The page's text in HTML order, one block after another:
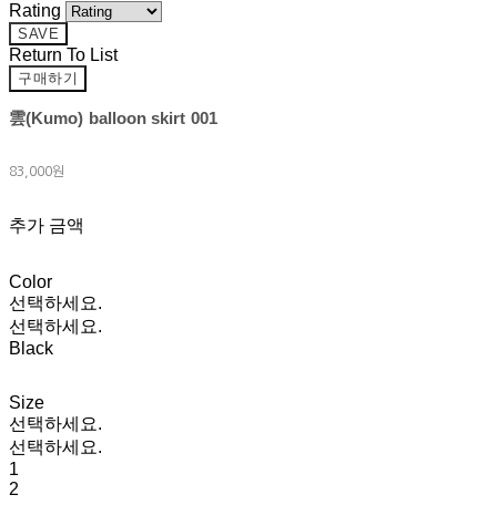
Rating
SAVE
Return To List
구매하기
雲(Kumo) balloon skirt 001
83,000원
추가 금액
Color
선택하세요.
선택하세요.
Black
Size
선택하세요.
선택하세요.
1
2